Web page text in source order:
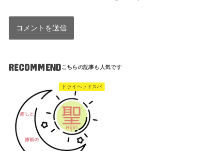
RECOMMEND
ドライヘッドスパ